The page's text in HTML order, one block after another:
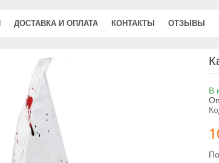
ДОСТАВКА И ОПЛАТА КОНТАКТЫ ОТЗЫВЫ
В